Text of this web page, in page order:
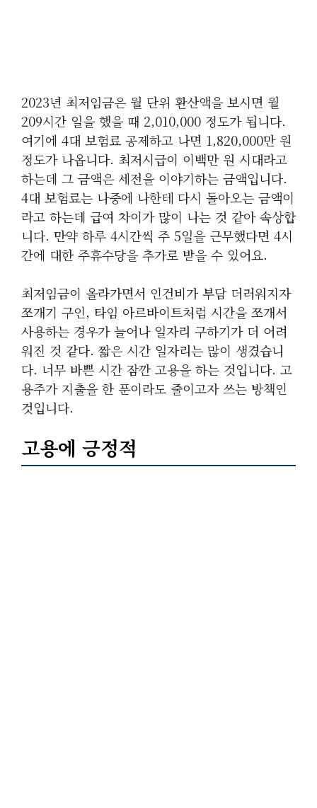
2023년 최저임금은 월 단위 환산액을 보시면 월
209시간 일을 했을 때 2,010,000 정도가 됩니다.
여기에 4대 보험료 공제하고 나면 1,820,000만 원
정도가 나옵니다. 최저시급이 이백만 원 시대라고
하는데 그 금액은 세전을 이야기하는 금액입니다.
4대 보험료는 나중에 나한테 다시 돌아오는 금액이
라고 하는데 급여 차이가 많이 나는 것 같아 속상합
니다. 만약 하루 4시간씩 주 5일을 근무했다면 4시
간에 대한 주휴수당을 추가로 받을 수 있어요.
최저임금이 올라가면서 인건비가 부담 더러워지자
쪼개기 구인, 타임 아르바이트처럼 시간을 쪼개서
사용하는 경우가 늘어나 일자리 구하기가 더 어려
워진 것 같다. 짧은 시간 일자리는 많이 생겼습니
다. 너무 바쁜 시간 잠깐 고용을 하는 것입니다. 고
용주가 지출을 한 푼이라도 줄이고자 쓰는 방책인
것입니다.
고용에 긍정적